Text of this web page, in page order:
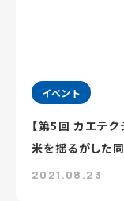
イベント
【第5回 カエテ
米を揺るがした
2021.08.23